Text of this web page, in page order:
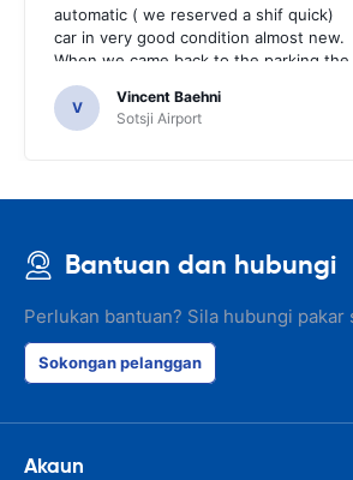
automatic ( we reserved a shif quick)
car in very good condition almost new.
When we came back to the parking the
same man came in 5 minutes and after
a quick check we left. Very friendly and
nice. We can only recommand this
V
Vincent Baehni
Sotsji Airport
Bantuan dan hubungi
Perlukan bantuan? Sila hubungi pakar
Sokongan pelanggan
Akaun